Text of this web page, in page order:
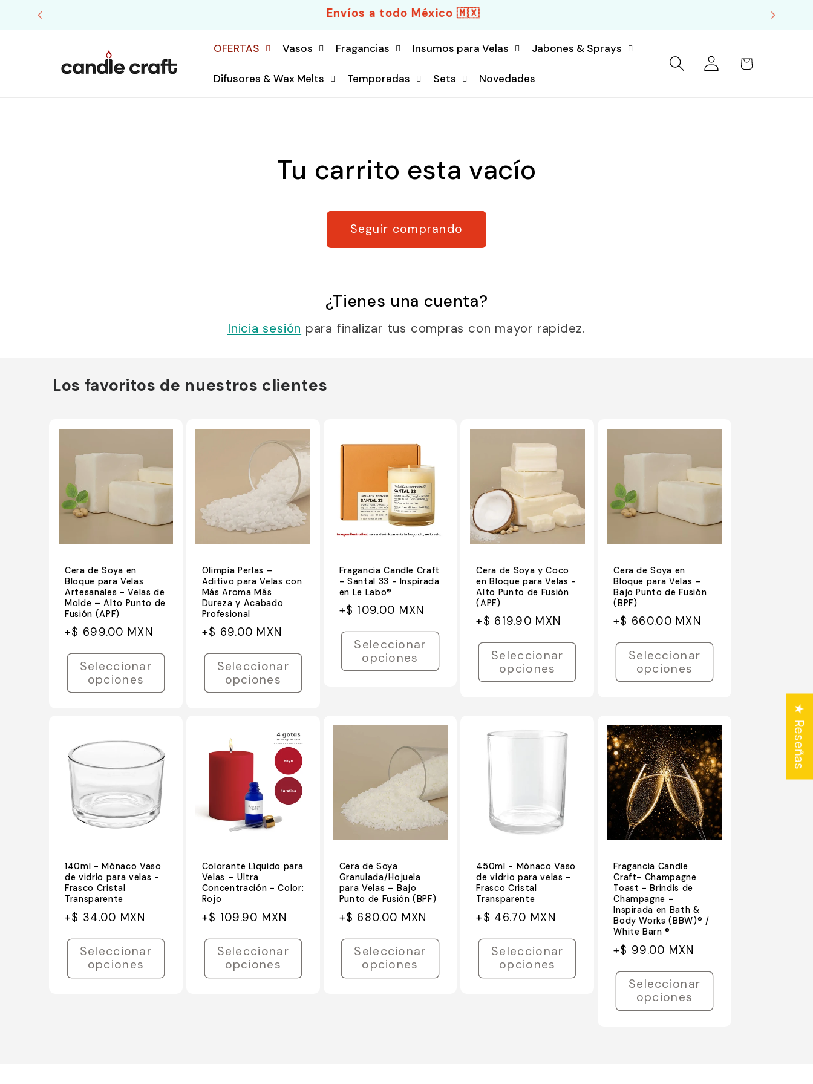
directamente
Envíos a todo México 🇲🇽
OFERTAS Vasos Fragancias Insumos para Velas Jabones & Sprays
Difusores & Wax Melts Temporadas Sets Novedades
Iniciar
sesión
Carrito
Tu carrito esta vacío
Seguir comprando
¿Tienes una cuenta?
Inicia sesión para finalizar tus compras con mayor rapidez.
Los favoritos de nuestros clientes
Cera de Soya en
Bloque para Velas
Artesanales - Velas de
Molde – Alto Punto de
Fusión (APF)
Precio
Precio
oferta
+$ 699.00 MXN
Seleccionar
opciones
Olimpia Perlas –
Aditivo para Velas con
Más Aroma Más
Dureza y Acabado
Profesional
Precio
Precio
oferta
+$ 69.00 MXN
Seleccionar
opciones
Fragancia Candle Craft
- Santal 33 - Inspirada
en Le Labo®
Precio
Precio
oferta
+$ 109.00 MXN
Seleccionar
opciones
Cera de Soya y Coco
en Bloque para Velas -
Alto Punto de Fusión
(APF)
Precio
Precio
oferta
+$ 619.90 MXN
Seleccionar
opciones
Cera de Soya en
Bloque para Velas –
Bajo Punto de Fusión
(BPF)
Precio
Precio
oferta
+$ 660.00 MXN
Seleccionar
opciones
140ml - Mónaco Vaso
de vidrio para velas -
Frasco Cristal
Transparente
Precio
Precio
oferta
+$ 34.00 MXN
Seleccionar
opciones
Colorante Líquido para
Velas – Ultra
Concentración - Color:
Rojo
Precio
+$ 109.90 MXN
Seleccionar
opciones
Cera de Soya
Granulada/Hojuela
para Velas – Bajo
Punto de Fusión (BPF)
Precio
Precio
oferta
+$ 680.00 MXN
Seleccionar
opciones
450ml - Mónaco Vaso
de vidrio para velas -
Frasco Cristal
Transparente
Precio
Precio
oferta
+$ 46.70 MXN
Seleccionar
opciones
Fragancia Candle
Craft- Champagne
Toast - Brindis de
Champagne -
Inspirada en Bath &
Body Works (BBW)® /
White Barn ®
Precio
Precio
oferta
+$ 99.00 MXN
Seleccionar
opciones
★ Reseñas